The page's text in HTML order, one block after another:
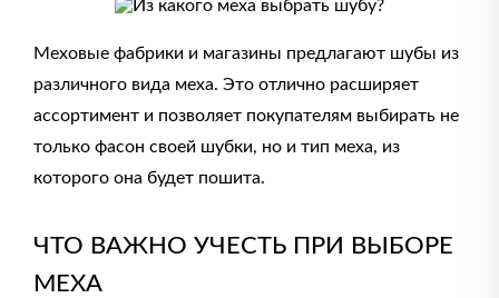
Меховые фабрики и магазины предлагают шубы из
различного вида меха. Это отлично расширяет
ассортимент и позволяет покупателям выбирать не
только фасон своей шубки, но и тип меха, из
которого она будет пошита.
ЧТО ВАЖНО УЧЕСТЬ ПРИ ВЫБОРЕ
МЕХА